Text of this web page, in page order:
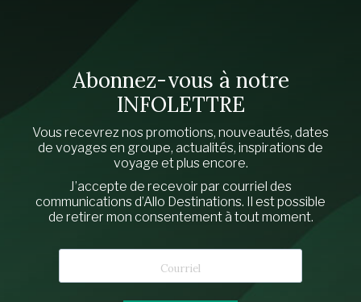
Abonnez-vous à notre
INFOLETTRE
Vous recevrez nos promotions, nouveautés, dates
de voyages en groupe, actualités, inspirations de
voyage et plus encore.
J’accepte de recevoir par courriel des
communications d’Allo Destinations. Il est possible
de retirer mon consentement à tout moment.